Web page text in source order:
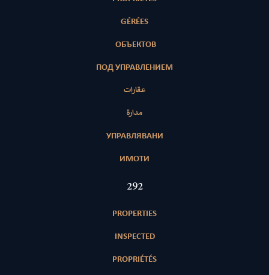
GÉRÉES
ОБЪЕКТОВ
ПОД УПРАВЛЕНИЕМ
عقارات
مدارة
УПРАВЛЯВАНИ
ИМОТИ
420
PROPERTIES
INSPECTED
PROPRIÉTÉS